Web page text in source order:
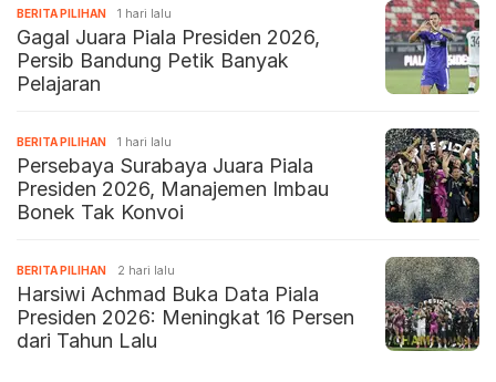
BERITA PILIHAN 1 hari lalu
Gagal Juara Piala Presiden 2026,
Persib Bandung Petik Banyak
Pelajaran
BERITA PILIHAN 1 hari lalu
Persebaya Surabaya Juara Piala
Presiden 2026, Manajemen Imbau
Bonek Tak Konvoi
BERITA PILIHAN 2 hari lalu
Harsiwi Achmad Buka Data Piala
Presiden 2026: Meningkat 16 Persen
dari Tahun Lalu